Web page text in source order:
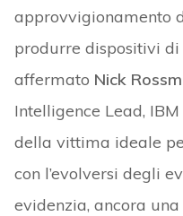
approvvigionamento
produrre dispositivi di
affermato Nick
Intelligence Lead,
della vittima ideale
con l’evolversi degli
evidenzia, ancora